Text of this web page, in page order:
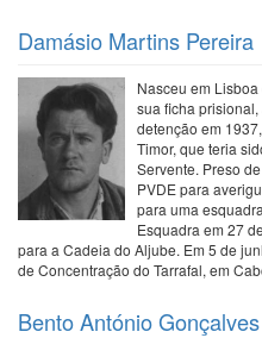
Damásio Martins Pereira
Nasceu em
sua ficha
detenção em
Timor, que teria
Servente. Preso
PVDE para
para uma
Esquadra em 27
para a Cadeia do Aljube. Em 5 de
de Concentração do Tarrafal, em
Bento António Gonçalves